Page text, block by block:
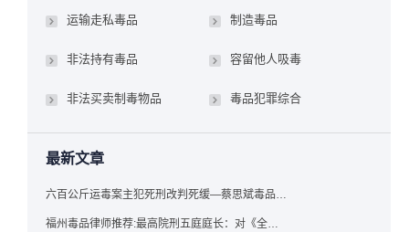
运输走私毒品 制造毒品
非法持有毒品 容留他人吸毒
非法买卖制毒物品 毒品犯罪综合
最新文章
六百公斤运毒案主犯死刑改判死缓—蔡思斌毒品犯罪辩护成功案例
福州毒品律师推荐:最高院刑五庭庭长：对《全国法院毒品案件审判工作会议纪要》的理解与适用